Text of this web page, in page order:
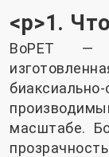
<р>1.
BoPET —
масштабе.